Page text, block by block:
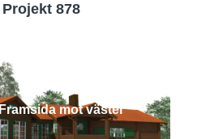
Projekt 878
mot väster